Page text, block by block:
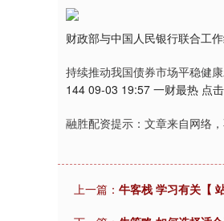
财政部与中国人民银行联合工
持续推动我国债券市场平稳健康
144 09-03 19:57 一财最热 点
融胜配资提示：文章来自网络，
上一篇： 牛客栈 学习有关【